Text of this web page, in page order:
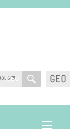
GEO
GEO
Toggle